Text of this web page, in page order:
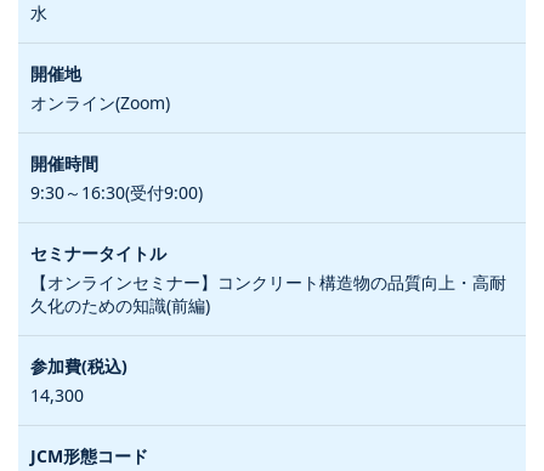
水
オンライン(Zoom)
9:30～16:30(受付9:00)
【オンラインセミナー】コンクリート構造物の品質向上・高耐
久化のための知識(前編)
14,300